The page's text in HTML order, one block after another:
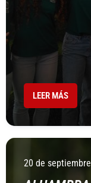
LEER MÁS
20 de